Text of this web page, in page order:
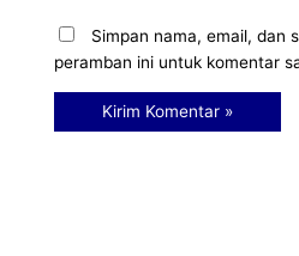
Simpan nama, email, dan
peramban ini untuk komentar